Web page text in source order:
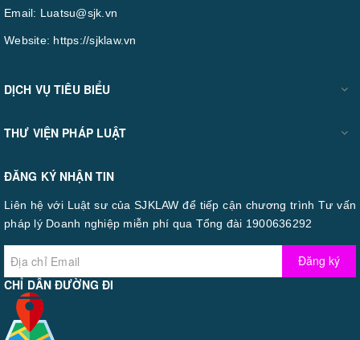
Email: Luatsu@sjk.vn
Website: https://sjklaw.vn
DỊCH VỤ TIÊU BIỂU
THƯ VIỆN PHÁP LUẬT
ĐĂNG KÝ NHẬN TIN
Liên hệ với Luật sư của SJKLAW để tiếp cận chương trình Tư vấn
pháp lý Doanh nghiệp miễn phí qua Tổng đài 1900636292
Đăng ký
CHỈ DẪN ĐƯỜNG ĐI